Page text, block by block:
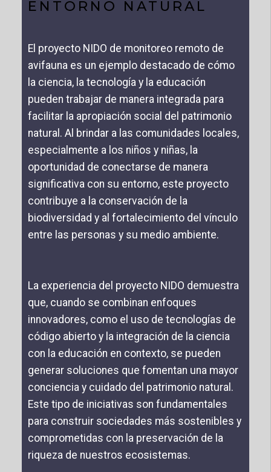
ENTORNO NATURAL
El proyecto NIDO de monitoreo remoto de
avifauna es un ejemplo destacado de cómo
la ciencia, la tecnología y la educación
pueden trabajar de manera integrada para
facilitar la apropiación social del patrimonio
natural. Al brindar a las comunidades locales,
especialmente a los niños y niñas, la
oportunidad de conectarse de manera
significativa con su entorno, este proyecto
contribuye a la conservación de la
biodiversidad y al fortalecimiento del vínculo
entre las personas y su medio ambiente.
La experiencia del proyecto NIDO demuestra
que, cuando se combinan enfoques
innovadores, como el uso de tecnologías de
código abierto y la integración de la ciencia
con la educación en contexto, se pueden
generar soluciones que fomentan una mayor
conciencia y cuidado del patrimonio natural.
Este tipo de iniciativas son fundamentales
para construir sociedades más sostenibles y
comprometidas con la preservación de la
riqueza de nuestros ecosistemas.